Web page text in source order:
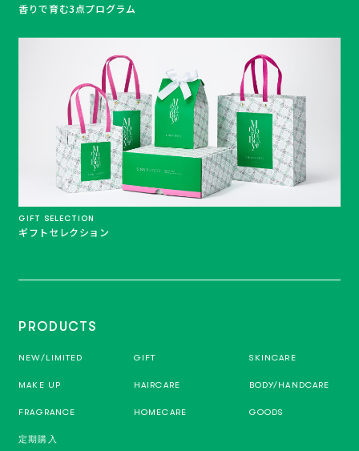
香りで育む3点プログラム
GIFT SELECTION
ギフトセレクション
PRODUCTS
NEW/LIMITED GIFT SKINCARE
MAKE UP HAIRCARE BODY/HANDCARE
FRAGRANCE HOMECARE GOODS
定期購入